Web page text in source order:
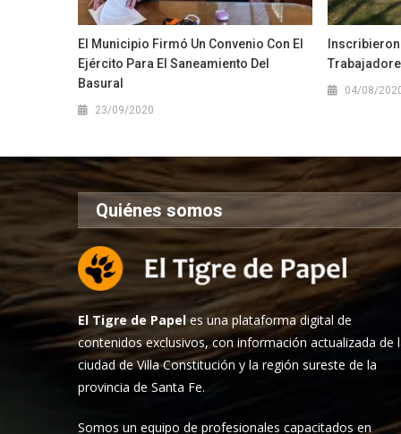
El Municipio Firmó Un Convenio Con El
Ejército Para El Saneamiento Del
Basural
23/09/2020
04/08/
Quiénes somos
El Tigre de Papel es una plataforma digital de
contenidos exclusivos, con información actualizada de
ciudad de Villa Constitución y la región sureste de la
provincia de Santa Fe.
Somos un equipo de profesionales capacitados en